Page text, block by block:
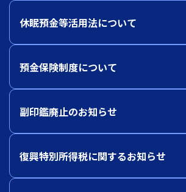
休眠預金等活用法について
預金保険制度について
副印鑑廃止のお知らせ
復興特別所得税に関するお知らせ